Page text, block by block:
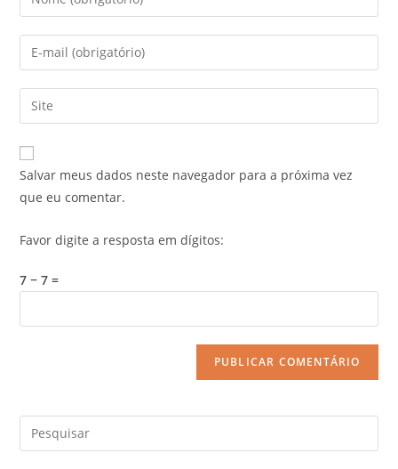
Salvar meus dados neste navegador para a próxima vez
que eu comentar.
Favor digite a resposta em dígitos:
7 − 7 =